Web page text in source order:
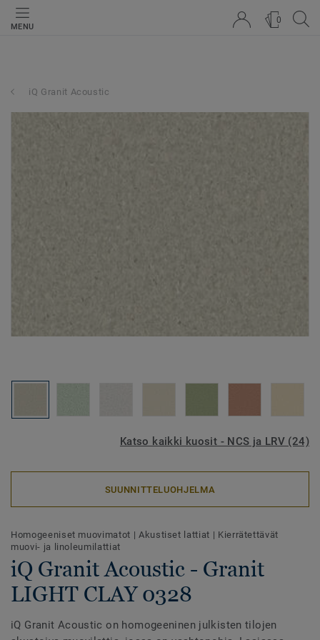
MENU
0
iQ Granit Acoustic
Katso kaikki kuosit - NCS ja LRV (24)
SUUNNITTELUOHJELMA
Homogeeniset muovimatot | Akustiset lattiat | Kierrätettävät
muovi- ja linoleumilattiat
iQ Granit Acoustic - Granit
LIGHT CLAY 0328
iQ Granit Acoustic on homogeeninen julkisten tilojen